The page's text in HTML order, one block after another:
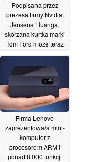
Podpisana przez
prezesa firmy Nvidia,
Jensena Huanga,
skórzana kurtka marki
Tom Ford może teraz
kart graficznych RTX
11/07/2026
Firma Lenovo
zaprezentowała mini-
komputer z
procesorem ARM i
ponad 8 000 funkcji